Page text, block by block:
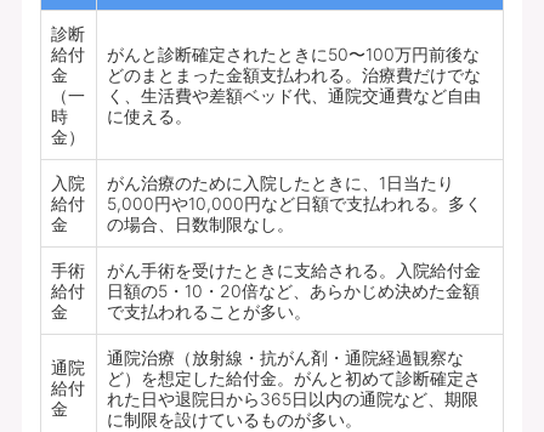
診断
給付
金
（一
時
金）
がんと診断確定されたときに50〜100万円前後な
どのまとまった金額支払われる。治療費だけでな
く、生活費や差額ベッド代、通院交通費など自由
に使える。
入院
給付
金
がん治療のために入院したときに、1日当たり
5,000円や10,000円など日額で支払われる。多く
の場合、日数制限なし。
手術
給付
金
がん手術を受けたときに支給される。入院給付金
日額の5・10・20倍など、あらかじめ決めた金額
で支払われることが多い。
通院
給付
金
通院治療（放射線・抗がん剤・通院経過観察な
ど）を想定した給付金。がんと初めて診断確定さ
れた日や退院日から365日以内の通院など、期限
に制限を設けているものが多い。